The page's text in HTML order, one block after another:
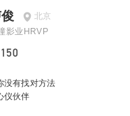
北京
影业HRVP
没有找对方法
仪伙伴